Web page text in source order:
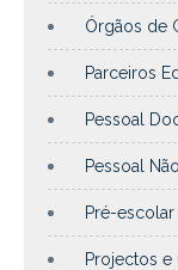
Órgãos de
Parceiros
Pessoal
Pessoal
Pré-escolar
Projectos e